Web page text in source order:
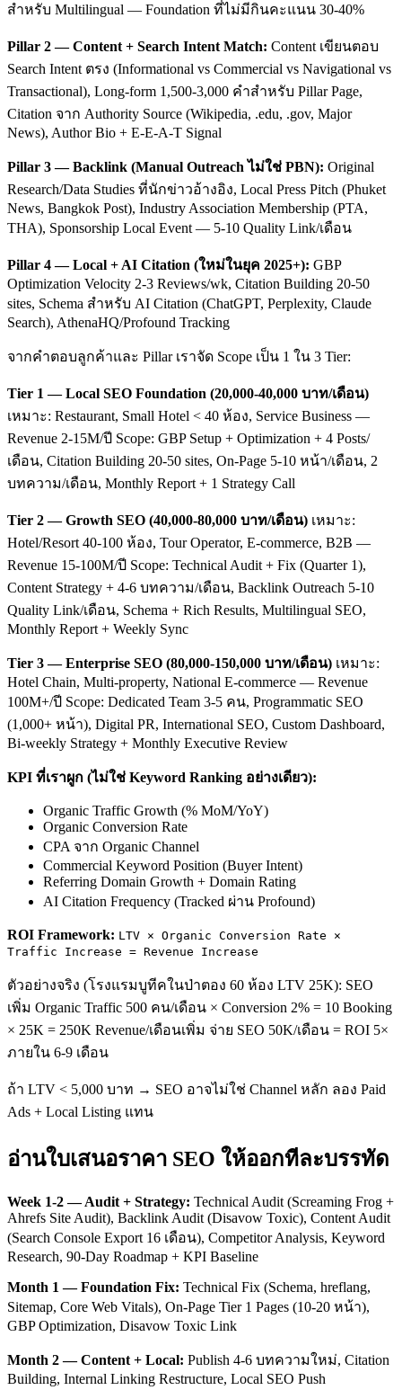
สำหรับ Multilingual — Foundation ที่ไม่มีกินคะแนน 30-40%
Pillar 2 — Content + Search Intent Match: Content เขียนตอบ
Search Intent ตรง (Informational vs Commercial vs Navigational vs
Transactional), Long-form 1,500-3,000 คำสำหรับ Pillar Page,
Citation จาก Authority Source (Wikipedia, .edu, .gov, Major
News), Author Bio + E-E-A-T Signal
Pillar 3 — Backlink (Manual Outreach ไม่ใช่ PBN): Original
Research/Data Studies ที่นักข่าวอ้างอิง, Local Press Pitch (Phuket
News, Bangkok Post), Industry Association Membership (PTA,
THA), Sponsorship Local Event — 5-10 Quality Link/เดือน
Pillar 4 — Local + AI Citation (ใหม่ในยุค 2025+): GBP
Optimization Velocity 2-3 Reviews/wk, Citation Building 20-50
sites, Schema สำหรับ AI Citation (ChatGPT, Perplexity, Claude
Search), AthenaHQ/Profound Tracking
จากคำตอบลูกค้าและ Pillar เราจัด Scope เป็น 1 ใน 3 Tier:
Tier 1 — Local SEO Foundation (20,000-40,000 บาท/เดือน)
เหมาะ: Restaurant, Small Hotel < 40 ห้อง, Service Business —
Revenue 2-15M/ปี Scope: GBP Setup + Optimization + 4 Posts/
เดือน, Citation Building 20-50 sites, On-Page 5-10 หน้า/เดือน, 2
บทความ/เดือน, Monthly Report + 1 Strategy Call
Tier 2 — Growth SEO (40,000-80,000 บาท/เดือน) เหมาะ:
Hotel/Resort 40-100 ห้อง, Tour Operator, E-commerce, B2B —
Revenue 15-100M/ปี Scope: Technical Audit + Fix (Quarter 1),
Content Strategy + 4-6 บทความ/เดือน, Backlink Outreach 5-10
Quality Link/เดือน, Schema + Rich Results, Multilingual SEO,
Monthly Report + Weekly Sync
Tier 3 — Enterprise SEO (80,000-150,000 บาท/เดือน) เหมาะ:
Hotel Chain, Multi-property, National E-commerce — Revenue
100M+/ปี Scope: Dedicated Team 3-5 คน, Programmatic SEO
(1,000+ หน้า), Digital PR, International SEO, Custom Dashboard,
Bi-weekly Strategy + Monthly Executive Review
KPI ที่เราผูก (ไม่ใช่ Keyword Ranking อย่างเดียว):
Organic Traffic Growth (% MoM/YoY)
Organic Conversion Rate
CPA จาก Organic Channel
Commercial Keyword Position (Buyer Intent)
Referring Domain Growth + Domain Rating
AI Citation Frequency (Tracked ผ่าน Profound)
ROI Framework: LTV × Organic Conversion Rate ×
Traffic Increase = Revenue Increase
ตัวอย่างจริง (โรงแรมบูทีคในป่าตอง 60 ห้อง LTV 25K): SEO
เพิ่ม Organic Traffic 500 คน/เดือน × Conversion 2% = 10 Booking
× 25K = 250K Revenue/เดือนเพิ่ม จ่าย SEO 50K/เดือน = ROI 5×
ภายใน 6-9 เดือน
ถ้า LTV < 5,000 บาท → SEO อาจไม่ใช่ Channel หลัก ลอง Paid
Ads + Local Listing แทน
อ่านใบเสนอราคา SEO ให้ออกทีละบรรทัด
Week 1-2 — Audit + Strategy: Technical Audit (Screaming Frog +
Ahrefs Site Audit), Backlink Audit (Disavow Toxic), Content Audit
(Search Console Export 16 เดือน), Competitor Analysis, Keyword
Research, 90-Day Roadmap + KPI Baseline
Month 1 — Foundation Fix: Technical Fix (Schema, hreflang,
Sitemap, Core Web Vitals), On-Page Tier 1 Pages (10-20 หน้า),
GBP Optimization, Disavow Toxic Link
Month 2 — Content + Local: Publish 4-6 บทความใหม่, Citation
Building, Internal Linking Restructure, Local SEO Push